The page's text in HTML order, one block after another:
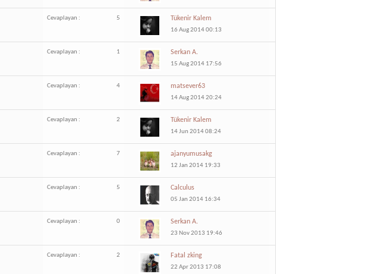
Cevaplayan : 5 Tükenir Kalem
16 Aug 2014 00:13
Cevaplayan : 1 Serkan A.
15 Aug 2014 17:56
Cevaplayan : 4 matsever63
14 Aug 2014 20:24
Cevaplayan : 2 Tükenir Kalem
14 Jun 2014 08:24
Cevaplayan : 7 ajanyumusakg
12 Jan 2014 19:33
Cevaplayan : 5 Calculus
05 Jan 2014 16:34
Cevaplayan : 0 Serkan A.
23 Nov 2013 19:46
Cevaplayan : 2 Fatal zking
22 Apr 2013 17:08